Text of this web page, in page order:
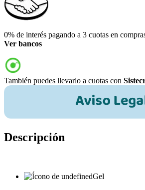
0% de interés pagando a 3 cuotas en
Ver bancos
También puedes llevarlo a cuotas con
Descripción
Gel